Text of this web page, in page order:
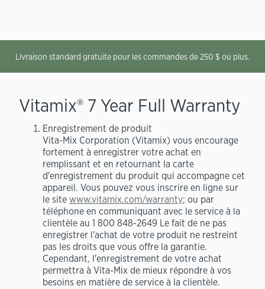
Livraison standard gratuite pour les commandes de 250 $ ou plus.
Vitamix® 7 Year Full Warranty
Enregistrement de produit
Vita-Mix Corporation (Vitamix) vous encourage
fortement à enregistrer votre achat en
remplissant et en retournant la carte
d'enregistrement du produit qui accompagne cet
appareil. Vous pouvez vous inscrire en ligne sur
le sitewww.vitamix.com/warranty; ou par
téléphone en communiquant avec le service à la
clientèle au 1 800 848-2649 Le fait de ne pas
enregistrer l'achat de votre produit ne restreint
pas les droits que vous offre la garantie.
Cependant, l'enregistrement de votre achat
permettra à Vita-Mix de mieux répondre à vos
besoins en matière de service à la clientèle.